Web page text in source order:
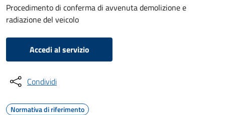
Procedimento di conferma di avvenuta demolizione e
radiazione del veicolo
Accedi al servizio
Condividi
Normativa di riferimento